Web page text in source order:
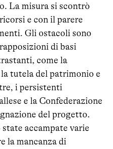
La misura si scontrò
e con il parere
Gli ostacoli sono
di basi
come la
tutela del patrimonio e
i persistenti
e la Confederazione
del progetto.
accampate varie
la mancanza di